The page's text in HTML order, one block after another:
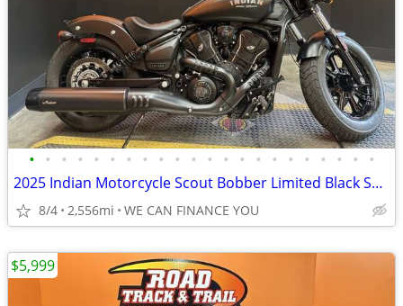
• • • • • • • • • • • • • • • • • • • • • •
2025 Indian Motorcycle Scout Bobber Limited Black Smoke
8/4 2,556mi WE CAN FINANCE YOU
$5,999